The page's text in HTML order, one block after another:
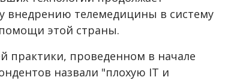
внедрению телемедицины в систему
этой страны.
практики, проведенном в начале
назвали "плохую IT и